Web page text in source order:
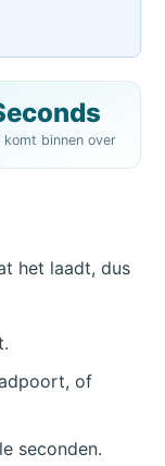
komt binnen over
het laadt, dus
of
seconden.